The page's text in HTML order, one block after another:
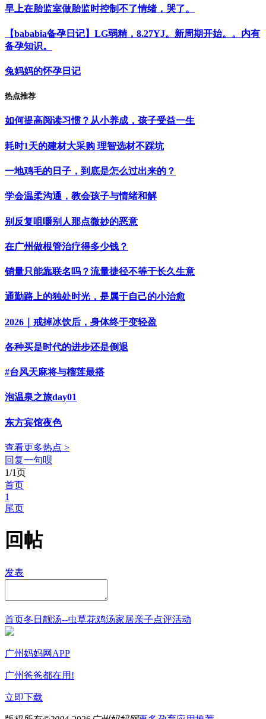
早上在胎监室做胎监时控制不了情绪，哭了。
【bababia备孕日记】LG弱精，8.27YJ。新周期开始。。内有
备孕知识。
兔妈妈的怀孕日记
热点推荐
如何提高阅读习惯？从小养成，孩子受益一生
耗时1天的建材大采购 理智选材不踩坑
一地鸡毛的日子，到底是怎么过出来的？
学会温柔沟通，教会孩子与情绪和解
别反复咀嚼别人那点微妙的恶意
在广州做根管治疗得多少钱？
销量只能靠联名吗？流量捷径不等于长久生意
通勤路上的独处时光，是属于自己的小治愈
2026｜戒掉冰饮后，身体终于变轻盈
各种买是时代的进步还是倒退
#台风天麻将与榴莲最搭
泡温泉之旅day01
东方宾馆夜色
查看更多热点 >
回复一句呗
1/1页
首页
1
尾页
回帖
发表
首页冬日靓汤--虫草花鸡汤家居亲子点评活动
广州妈妈网APP
广州爸爸都在用!
立即下载